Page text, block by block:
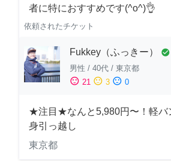
者に特におすすめです(^o^)👌
依頼されたチケット
Fukkey（ふっきー） check_circle
男性 / 40代 / 東京都
sentiment_satisfied 21 sentiment_neutral 3 sentiment_dissatisfied 0
★注目★なんと5,980円〜！軽バ
身引っ越し
東京都